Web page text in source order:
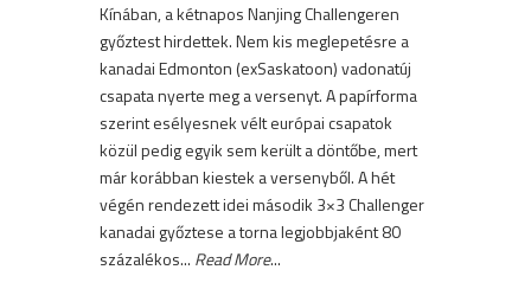
Kínában, a kétnapos Nanjing Challengeren
győztest hirdettek. Nem kis meglepetésre a
kanadai Edmonton (exSaskatoon) vadonatúj
csapata nyerte meg a versenyt. A papírforma
szerint esélyesnek vélt európai csapatok
közül pedig egyik sem került a döntőbe, mert
már korábban kiestek a versenyből. A hét
végén rendezett idei második 3×3 Challenger
kanadai győztese a torna legjobbjaként 80
százalékos... Read More...